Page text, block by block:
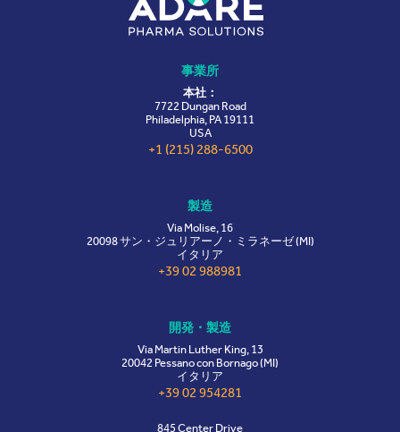
事業所
本社：
7722 Dungan Road
Philadelphia, PA 19111
USA
+1 (215) 288-6500
製造
Via Molise, 16
20098 サン・ジュリアーノ・ミラネーゼ (MI)
イタリア
+39 02 988981
開発・製造
Via Martin Luther King, 13
20042 Pessano con Bornago (MI)
イタリア
+39 02 954281
845 Center Drive